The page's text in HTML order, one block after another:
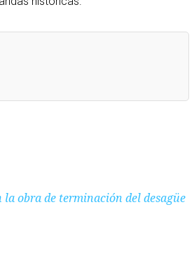
obra de terminación del desagüe